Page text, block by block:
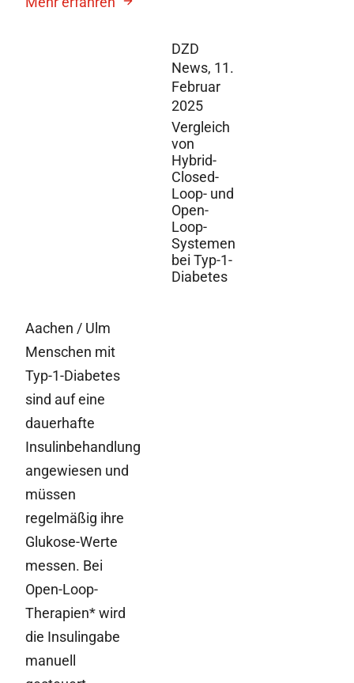
DZD
News, 11.
Februar
2025
Vergleich
von
Hybrid-
Closed-
Loop- und
Open-
Loop-
Systemen
bei Typ-1-
Diabetes
Aachen / Ulm
Menschen mit
Typ-1-Diabetes
sind auf eine
dauerhafte
Insulinbehandlung
angewiesen und
müssen
regelmäßig ihre
Glukose-Werte
messen. Bei
Open-Loop-
Therapien* wird
die Insulingabe
manuell